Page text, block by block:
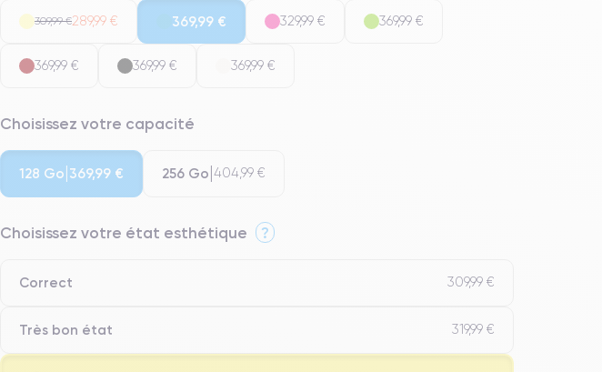
309,99 €289,99 € 369,99 € 329,99 € 369,99 €
369,99 € 369,99 € 369,99 €
Choisissez votre capacité
128 Go 369,99 € 256 Go 404,99 €
Choisissez votre état esthétique ?
Correct 309,99 €
Très bon état 319,99 €